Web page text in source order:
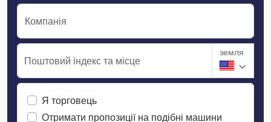
Компанія
Поштовий індекс та місце
земля
Я торговець
Отримати пропозиції на подібні машини